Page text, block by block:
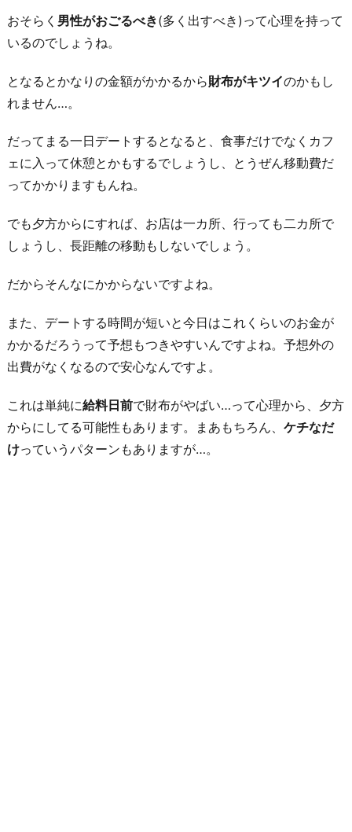
おそらく 男性がおごるべき(多く出すべき)って心理を持って
いるのでしょうね。
となるとかなりの金額がかかるから財布がキツイのかもし
れません…。
だってまる一日デートするとなると、食事だけでなくカフ
ェに入って休憩とかもするでしょうし、とうぜん移動費だ
ってかかりますもんね。
でも夕方からにすれば、お店は一カ所、行っても二カ所で
しょうし、長距離の移動もしないでしょう。
だからそんなにかからないですよね。
また、デートする時間が短いと今日はこれくらいのお金が
かかるだろうって予想もつきやすいんですよね。予想外の
出費がなくなるので安心なんですよ。
これは単純に給料日前で財布がやばい…って心理から、夕方
からにしてる可能性もあります。まあもちろん、 ケチなだ
けっていうパターンもありますが…。